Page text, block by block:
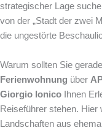
strategischer Lage
von der „Stadt der zwei
die ungestörte
Warum sollten Sie
Ferienwohnung über
Giorgio Ionico Ihnen
Reiseführer stehen. Hier
Landschaften aus